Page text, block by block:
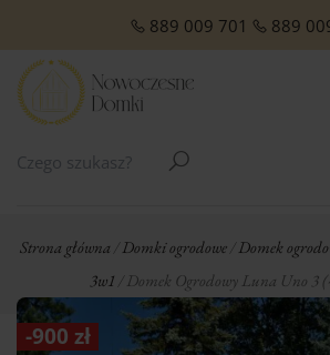
889 009 701 889
Strona główna Domki ogrodowe Domek
3w1 / Domek Ogrodowy Luna Uno 3
-900 zł